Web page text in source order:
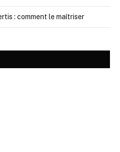
: comment le maîtriser